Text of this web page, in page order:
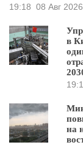
19:18 08 Авг 2026
в
на